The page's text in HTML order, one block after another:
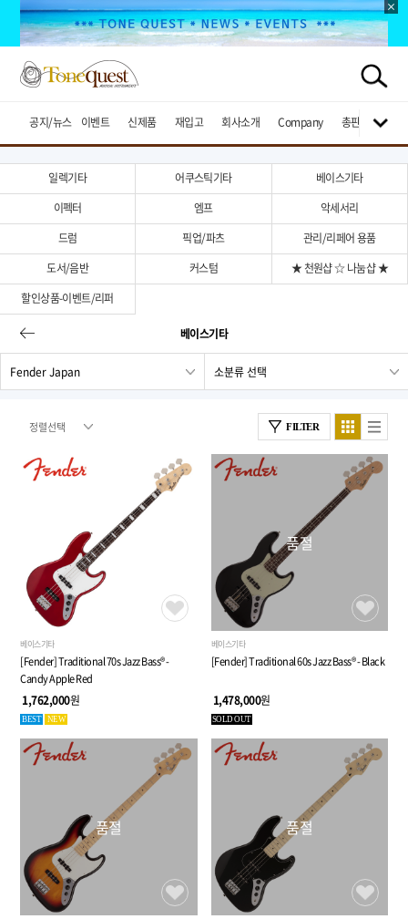
공지/뉴스 이벤트 신제품 재입고 회사소개 Company 총판브랜드
일렉기타 어쿠스틱기타
베이스기타
이펙터
엠프
악세서리
드럼
픽업/파츠
관리/리페어 용품
도서/음반
커스텀
★ 천원샵 ☆ 나눔샵 ★
할인상품-이벤트/리퍼
베이스기타
FILTER
베이스기타
[Fender] Traditional 70s Jazz Bass® -
Candy Apple Red
1,762,000원
BEST NEW
품절
베이스기타
[Fender] Traditional 60s Jazz Bass® - Black
1,478,000원
SOLD OUT
품절 품절